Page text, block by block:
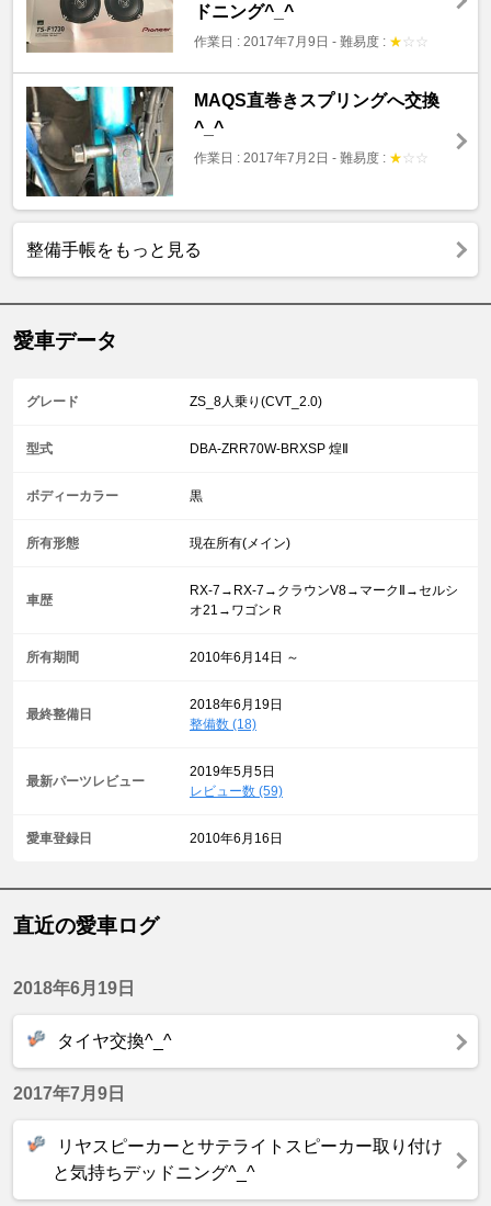
ドニング^_^
作業日 : 2017年7月9日 - 難易度 : ★ ☆ ☆
MAQS直巻きスプリングへ交換
^_^
作業日 : 2017年7月2日 - 難易度 : ★ ☆ ☆
整備手帳をもっと見る
愛車データ
グレード ZS_8人乗り(CVT_2.0)
型式 DBA-ZRR70W-BRXSP 煌Ⅱ
ボディーカラー 黒
所有形態 現在所有(メイン)
車歴
RX-7→RX-7→クラウンV8→マークⅡ→セルシ
オ21→ワゴンＲ
所有期間 2010年6月14日 ～
最終整備日
2018年6月19日
整備数 (18)
最新パーツレビュー
2019年5月5日
レビュー数 (59)
愛車登録日 2010年6月16日
直近の愛車ログ
2018年6月19日
タイヤ交換^_^
2017年7月9日
リヤスピーカーとサテライトスピーカー取り付け
と気持ちデッドニング^_^